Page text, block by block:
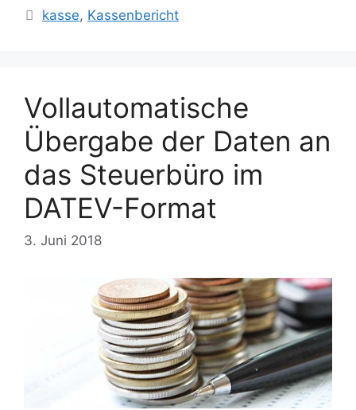
Schlagwörter
kasse, Kassenbericht
Vollautomatische
Übergabe der Daten an
das Steuerbüro im
DATEV-Format
3. Juni 2018